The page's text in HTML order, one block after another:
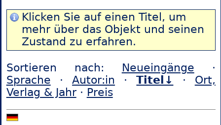
Klicken Sie auf einen Titel, um
mehr über das Objekt und seinen
Zustand zu erfahren.
Sortieren nach: Neueingänge ·
Sprache ·Autor:in ·Titel↓ · Ort,
Verlag & Jahr· Preis